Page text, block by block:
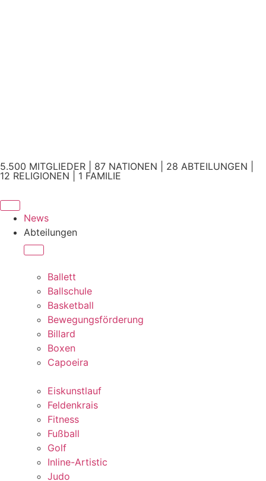
5.500 MITGLIEDER | 87 NATIONEN | 28 ABTEILUNGEN |
12 RELIGIONEN | 1 FAMILIE
News
Abteilungen
Ballett
Ballschule
Basketball
Bewegungsförderung
Billard
Boxen
Capoeira
Eiskunstlauf
Feldenkrais
Fitness
Fußball
Golf
Inline-Artistic
Judo